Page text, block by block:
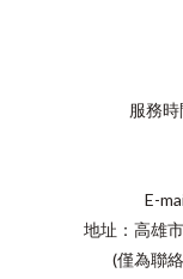
服務
E-
地址：高雄
(僅為聯